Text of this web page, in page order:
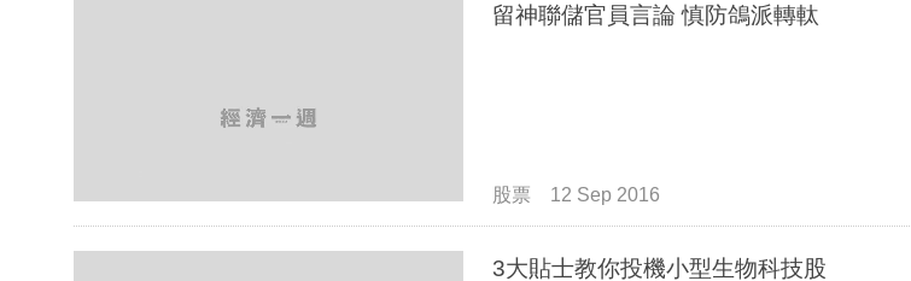
留神聯儲官員言論 慎防鴿派轉軚
股票 12 Sep 2016
3大貼士教你投機小型生物科技股